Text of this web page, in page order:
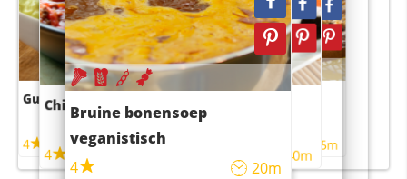
Guacamole
4
Chili con carne
4
Bruine bonensoep
veganistisch
4
20m
Sushi rijstsalade
maaltijdsalade
40m
4 55m